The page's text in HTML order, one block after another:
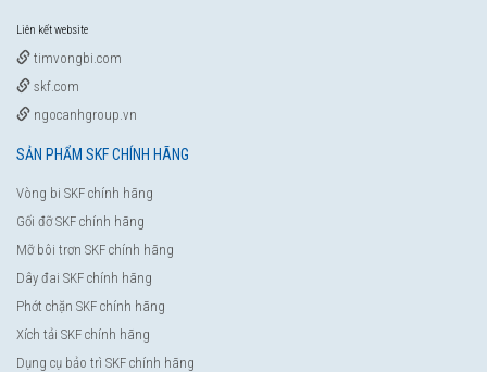
Liên kết website
timvongbi.com
skf.com
ngocanhgroup.vn
SẢN PHẨM SKF CHÍNH HÃNG
Vòng bi SKF chính hãng
Gối đỡ SKF chính hãng
Mỡ bôi trơn SKF chính hãng
Dây đai SKF chính hãng
Phớt chặn SKF chính hãng
Xích tải SKF chính hãng
Dụng cụ bảo trì SKF chính hãng